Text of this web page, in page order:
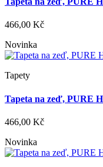
466,00 Kč
Novinka
Tapety
Tapeta na zeď, PURE
466,00 Kč
Novinka